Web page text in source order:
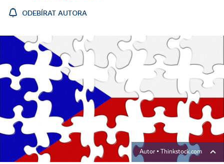
ODEBÍRAT AUTORA
Autor ▪ Thinkstock.com